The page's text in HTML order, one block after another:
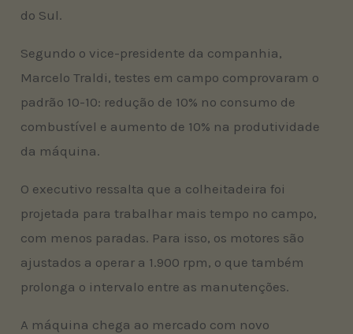
do Sul.
Segundo o vice-presidente da companhia,
Marcelo Traldi, testes em campo comprovaram o
padrão 10-10: redução de 10% no consumo de
combustível e aumento de 10% na produtividade
da máquina.
O executivo ressalta que a colheitadeira foi
projetada para trabalhar mais tempo no campo,
com menos paradas. Para isso, os motores são
ajustados a operar a 1.900 rpm, o que também
prolonga o intervalo entre as manutenções.
A máquina chega ao mercado com novo